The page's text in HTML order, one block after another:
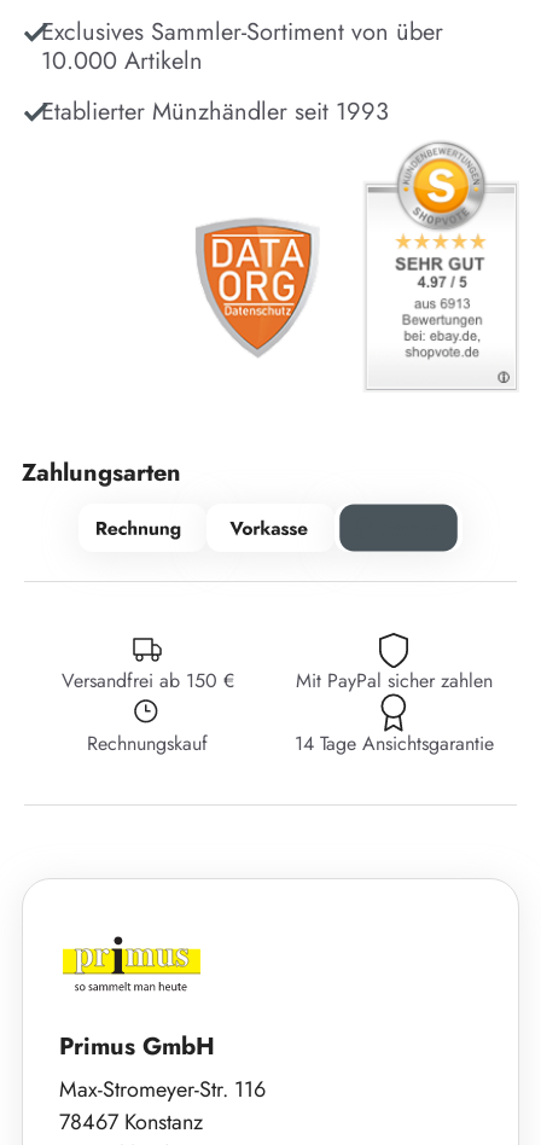
Exclusives Sammler-Sortiment von über
10.000 Artikeln
Etablierter Münzhändler seit 1993
Zahlungsarten
Versandfrei ab 150 € Mit PayPal sicher zahlen
Rechnungskauf 14 Tage Ansichtsgarantie
Primus GmbH
Max-Stromeyer-Str. 116
78467 Konstanz